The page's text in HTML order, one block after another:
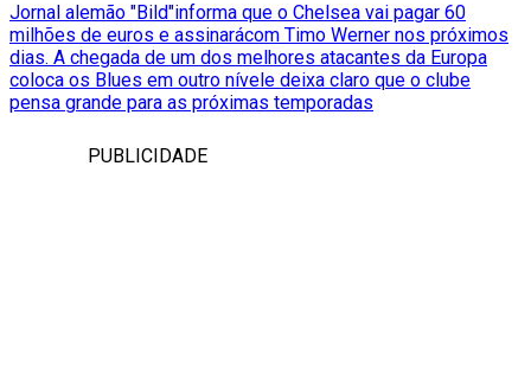
Jornal alemão "Bild"informa que o Chelsea vai pagar 60
milhões de euros e assinarácom Timo Werner nos próximos
dias. A chegada de um dos melhores atacantes da Europa
coloca os Blues em outro nívele deixa claro que o clube
pensa grande para as próximas temporadas
PUBLICIDADE